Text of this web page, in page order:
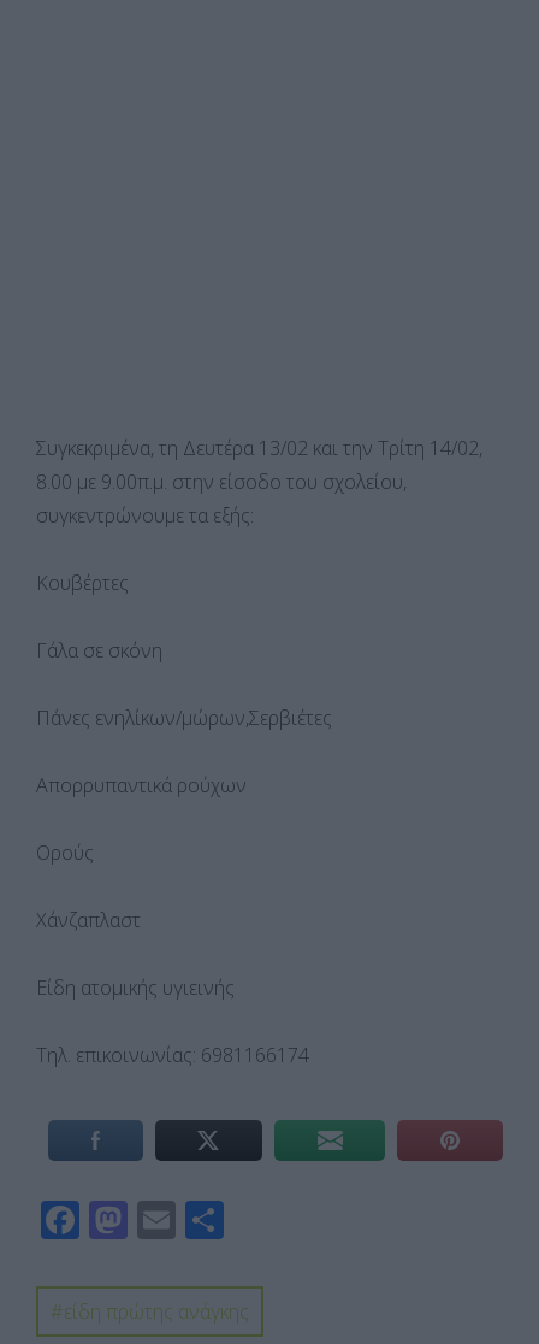
Συγκεκριμένα, τη Δευτέρα 13/02 και την Τρίτη 14/02,
8.00 με 9.00π.μ. στην είσοδο του σχολείου,
συγκεντρώνουμε τα εξής:
Κουβέρτες
Γάλα σε σκόνη
Πάνες ενηλίκων/μώρων,Σερβιέτες
Απορρυπαντικά ρούχων
Ορούς
Χάνζαπλαστ
Είδη ατομικής υγιεινής
Τηλ. επικοινωνίας: 6981166174
F
e
M
to
E
ail ρ
είδη πρώτης ανάγκης